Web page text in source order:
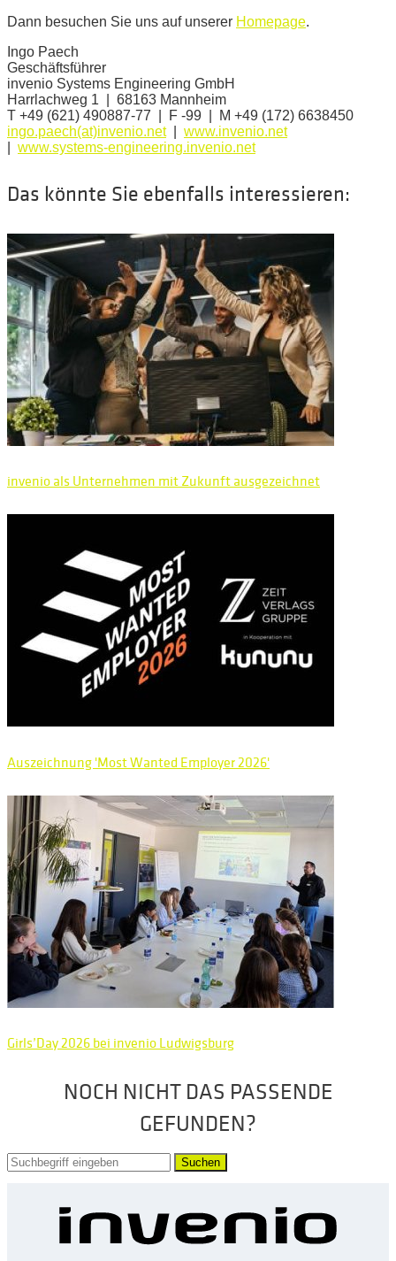
Dann besuchen Sie uns auf unserer Homepage.
Ingo Paech
Geschäftsführer
invenio Systems Engineering GmbH
Harrlachweg 1 | 68163 Mannheim
T +49 (621) 490887-77 | F -99 | M +49 (172) 6638450
ingo.paech(at)invenio.net| www.invenio.net
www.systems-engineering.invenio.net
Das könnte Sie ebenfalls interessieren:
invenio als Unternehmen mit Zukunft ausgezeichnet
Auszeichnung 'Most Wanted Employer 2026'
Girls’Day 2026 bei invenio Ludwigsburg
NOCH NICHT DAS PASSENDE
GEFUNDEN?
Suchen